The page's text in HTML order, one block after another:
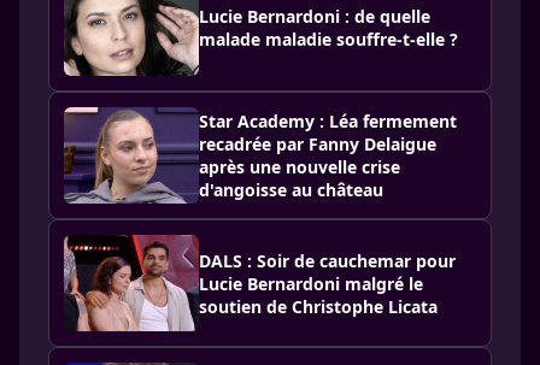
Lucie Bernardoni : de quelle
malade maladie souffre-t-elle ?
Star Academy : Léa fermement
recadrée par Fanny Delaigue
après une nouvelle crise
d'angoisse au château
DALS : Soir de cauchemar pour
Lucie Bernardoni malgré le
soutien de Christophe Licata